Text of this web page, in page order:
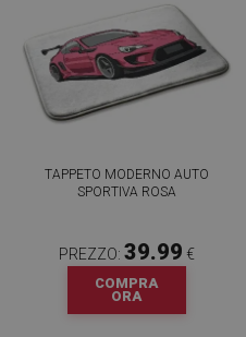
TAPPETO MODERNO AUTO
SPORTIVA ROSA
PREZZO: 39.99 €
COMPRA
ORA